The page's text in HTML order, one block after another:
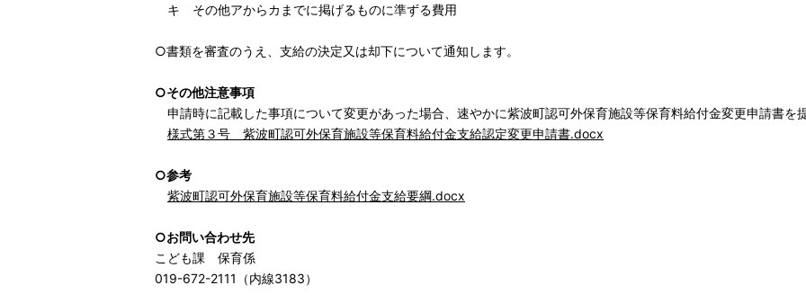
キ その他アからカまでに掲げるものに準ずる費用
○書類を審査のうえ、支給の決定又は却下について通知します。
○その他注意事項
申請時に記載した事項について変更があった場合、速やかに紫波町認可外保育施設等保育料給付金変更申請書を
様式第３号 紫波町認可外保育施設等保育料給付金支給認定変更申請書.docx
○参考
紫波町認可外保育施設等保育料給付金支給要綱.docx
○お問い合わせ先
こども課 保育係
019-672-2111（内線3183）